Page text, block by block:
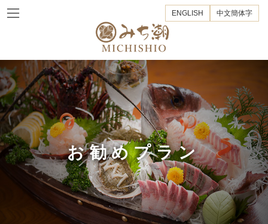
ン
へ
ス
キ
ッ
プ
ビ
ョ
ン
に
移
動
ENGLISH 中文簡体字
お勧めプラン